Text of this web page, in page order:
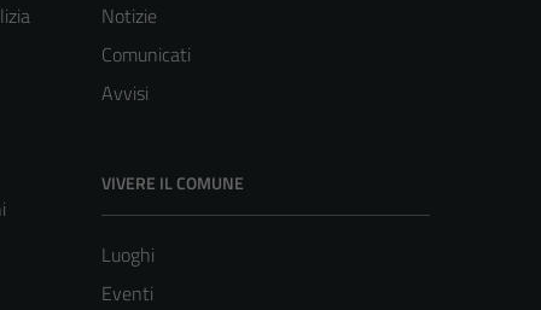
Notizie
Comunicati
Avvisi
VIVERE IL COMUNE
Luoghi
Eventi